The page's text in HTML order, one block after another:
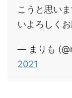
こうと思い
いよろしく
— まりも
2021